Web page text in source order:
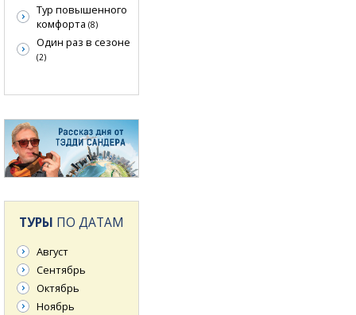
Тур повышенного
комфорта (8)
Один раз в сезоне
(2)
ТУРЫ ПО ДАТАМ
Август
Сентябрь
Октябрь
Ноябрь